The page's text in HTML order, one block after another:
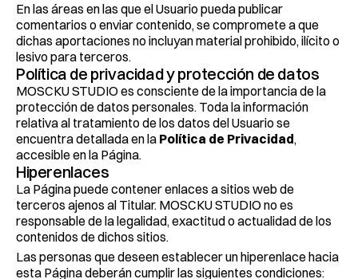
En las áreas en las que el Usuario pueda publicar
comentarios o enviar contenido, se compromete a que
dichas aportaciones no incluyan material prohibido, ilícito o
lesivo para terceros.
Política de privacidad y protección de datos
MOSCKU STUDIO es consciente de la importancia de la
protección de datos personales. Toda la información
relativa al tratamiento de los datos del Usuario se
encuentra detallada en la Política de Privacidad,
accesible en la Página.
Hiperenlaces
La Página puede contener enlaces a sitios web de
terceros ajenos al Titular. MOSCKU STUDIO no es
responsable de la legalidad, exactitud o actualidad de los
contenidos de dichos sitios.
Las personas que deseen establecer un hiperenlace hacia
esta Página deberán cumplir las siguientes condiciones: